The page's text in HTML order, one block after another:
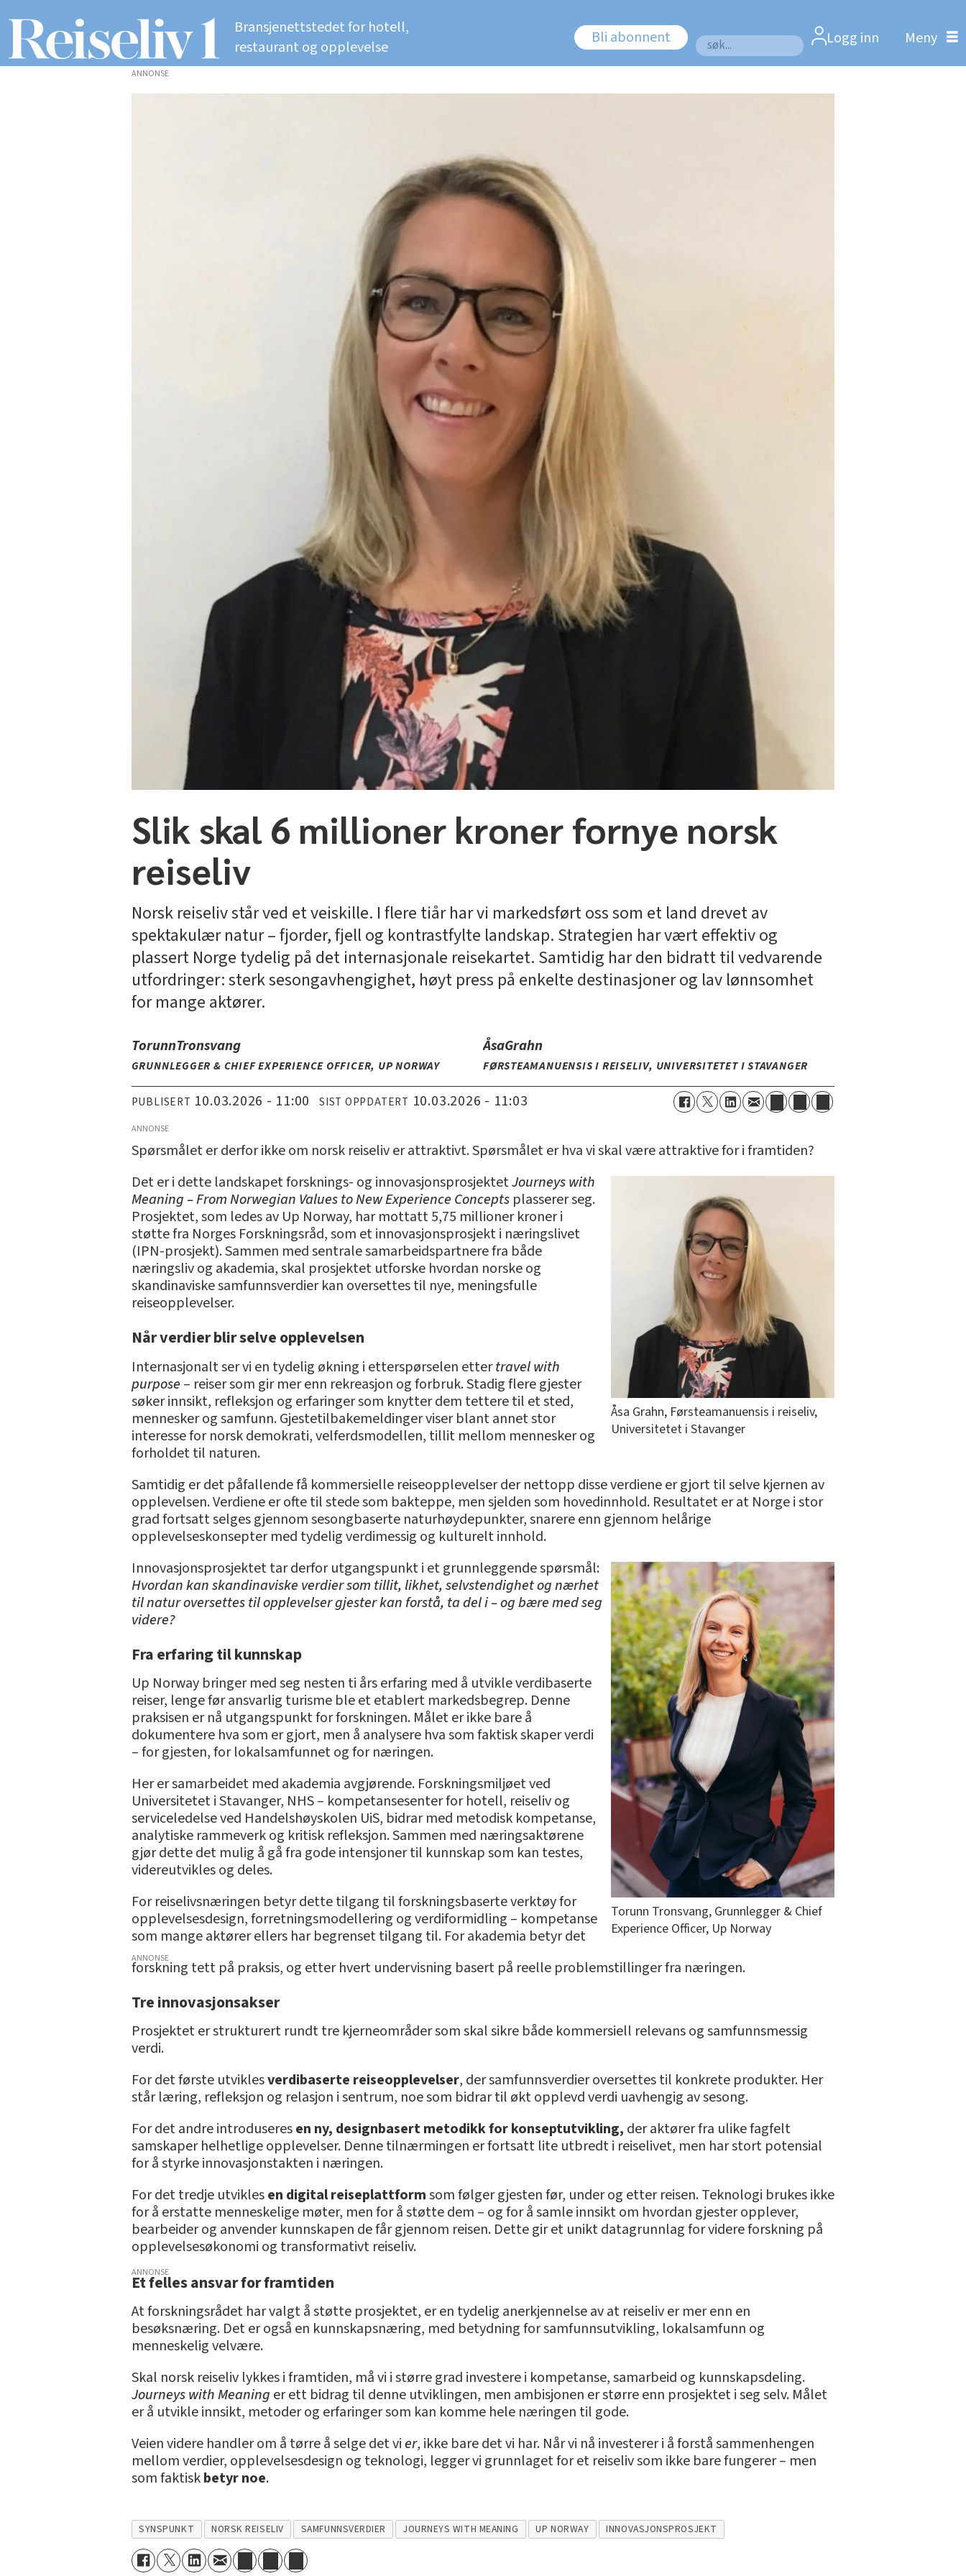
Bransjenettstedet for hotell,
restaurant og opplevelse
Bli abonnent
Søk
Logg inn
ANNONSE
Slik skal 6 millioner kroner fornye norsk
reiseliv
Norsk reiseliv står ved et veiskille. I flere tiår har vi markedsført oss som et land drevet av
spektakulær natur – fjorder, fjell og kontrastfylte landskap. Strategien har vært effektiv og
plassert Norge tydelig på det internasjonale reisekartet. Samtidig har den bidratt til vedvarende
utfordringer: sterk sesongavhengighet, høyt press på enkelte destinasjoner og lav lønnsomhet
for mange aktører.
TorunnTronsvang
GRUNNLEGGER & CHIEF EXPERIENCE OFFICER, UP NORWAY
ÅsaGrahn
FØRSTEAMANUENSIS I REISELIV, UNIVERSITETET I STAVANGER
PUBLISERT 10.03.2026 - 11:00 SIST OPPDATERT 10.03.2026 - 11:03
ANNONSE
Spørsmålet er derfor ikke om norsk reiseliv er attraktivt. Spørsmålet er hva vi skal være attraktive for i framtiden?
Åsa Grahn, Førsteamanuensis i reiseliv,
Universitetet i Stavanger
Det er i dette landskapet forsknings- og innovasjonsprosjektetJourneys with
Meaning – From Norwegian Values to New Experience Conceptsplasserer seg.
Prosjektet, som ledes av Up Norway, har mottatt 5,75 millioner kroner i
støtte fra Norges Forskningsråd, som et innovasjonsprosjekt i næringslivet
(IPN-prosjekt). Sammen med sentrale samarbeidspartnere fra både
næringsliv og akademia, skal prosjektet utforske hvordan norske og
skandinaviske samfunnsverdier kan oversettes til nye, meningsfulle
reiseopplevelser.
Når verdier blir selve opplevelsen
Internasjonalt ser vi en tydelig økning i etterspørselen ettertravel with
purpose – reiser som gir mer enn rekreasjon og forbruk. Stadig flere gjester
søker innsikt, refleksjon og erfaringer som knytter dem tettere til et sted,
mennesker og samfunn. Gjestetilbakemeldinger viser blant annet stor
interesse for norsk demokrati, velferdsmodellen, tillit mellom mennesker og
forholdet til naturen.
Samtidig er det påfallende få kommersielle reiseopplevelser der nettopp disse verdiene er gjort til selve kjernen av
opplevelsen. Verdiene er ofte til stede som bakteppe, men sjelden som hovedinnhold. Resultatet er at Norge i stor
grad fortsatt selges gjennom sesongbaserte naturhøydepunkter, snarere enn gjennom helårige
opplevelseskonsepter med tydelig verdimessig og kulturelt innhold.
Torunn Tronsvang, Grunnlegger & Chief
Experience Officer, Up Norway
Innovasjonsprosjektet tar derfor utgangspunkt i et grunnleggende spørsmål:
Hvordan kan skandinaviske verdier som tillit, likhet, selvstendighet og nærhet
til natur oversettes til opplevelser gjester kan forstå, ta del i – og bære med seg
videre?
ANNONSE
Fra erfaring til kunnskap
Up Norway bringer med seg nesten ti års erfaring med å utvikle verdibaserte
reiser, lenge før ansvarlig turisme ble et etablert markedsbegrep. Denne
praksisen er nå utgangspunkt for forskningen. Målet er ikke bare å
dokumentere hva som er gjort, men å analysere hva som faktisk skaper verdi
– for gjesten, for lokalsamfunnet og for næringen.
Her er samarbeidet med akademia avgjørende. Forskningsmiljøet ved
Universitetet i Stavanger, NHS – kompetansesenter for hotell, reiseliv og
serviceledelse ved Handelshøyskolen UiS, bidrar med metodisk kompetanse,
analytiske rammeverk og kritisk refleksjon. Sammen med næringsaktørene
gjør dette det mulig å gå fra gode intensjoner til kunnskap som kan testes,
videreutvikles og deles.
For reiselivsnæringen betyr dette tilgang til forskningsbaserte verktøy for
opplevelsesdesign, forretningsmodellering og verdiformidling – kompetanse
som mange aktører ellers har begrenset tilgang til. For akademia betyr det
forskning tett på praksis, og etter hvert undervisning basert på reelle problemstillinger fra næringen.
Tre innovasjonsakser
Prosjektet er strukturert rundt tre kjerneområder som skal sikre både kommersiell relevans og samfunnsmessig
verdi.
For det første utviklesverdibaserte reiseopplevelser, der samfunnsverdier oversettes til konkrete produkter. Her
står læring, refleksjon og relasjon i sentrum, noe som bidrar til økt opplevd verdi uavhengig av sesong.
For det andre introduseresen ny, designbasert metodikk for konseptutvikling, der aktører fra ulike fagfelt
samskaper helhetlige opplevelser. Denne tilnærmingen er fortsatt lite utbredt i reiselivet, men har stort potensial
for å styrke innovasjonstakten i næringen.
For det tredje utviklesen digital reiseplattformsom følger gjesten før, under og etter reisen. Teknologi brukes ikke
for å erstatte menneskelige møter, men for å støtte dem – og for å samle innsikt om hvordan gjester opplever,
bearbeider og anvender kunnskapen de får gjennom reisen. Dette gir et unikt datagrunnlag for videre forskning på
opplevelsesøkonomi og transformativt reiseliv.
ANNONSE
Et felles ansvar for framtiden
At forskningsrådet har valgt å støtte prosjektet, er en tydelig anerkjennelse av at reiseliv er mer enn en
besøksnæring. Det er også en kunnskapsnæring, med betydning for samfunnsutvikling, lokalsamfunn og
menneskelig velvære.
Skal norsk reiseliv lykkes i framtiden, må vi i større grad investere i kompetanse, samarbeid og kunnskapsdeling.
Journeys with Meaning er ett bidrag til denne utviklingen, men ambisjonen er større enn prosjektet i seg selv. Målet
er å utvikle innsikt, metoder og erfaringer som kan komme hele næringen til gode.
Veien videre handler om å tørre å selge det vier, ikke bare det vi har. Når vi nå investerer i å forstå sammenhengen
mellom verdier, opplevelsesdesign og teknologi, legger vi grunnlaget for et reiseliv som ikke bare fungerer – men
som faktiskbetyr noe.
SYNSPUNKT NORSK REISELIV SAMFUNNSVERDIER JOURNEYS WITH MEANING UP NORWAY INNOVASJONSPROSJEKT